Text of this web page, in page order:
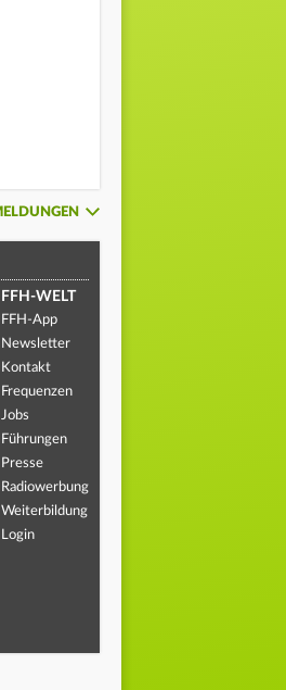
FFH-WELT
FFH-App
Newsletter
Kontakt
Frequenzen
Jobs
Führungen
Presse
Radiowerbung
Weiterbildung
Login